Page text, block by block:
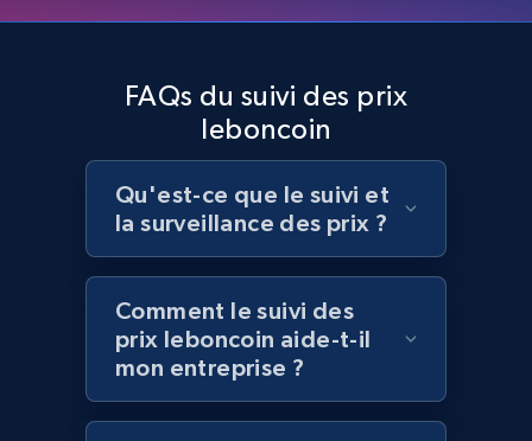
URL, Domain, Country code, Model number,
Sku, Product id, Product name, Manufacturer,
and more.
2.1K+ 355+ Commencer
Home Depot US - Discovery products by
specific category URL
URL, Domain, Country code, Model number,
Sku, Product id, Product name, Manufacturer,
FAQs du suivi des prix
leboncoin
Qu'est-ce que le suivi et
la surveillance des prix ?
Comment le suivi des
prix leboncoin aide-t-il
mon entreprise ?